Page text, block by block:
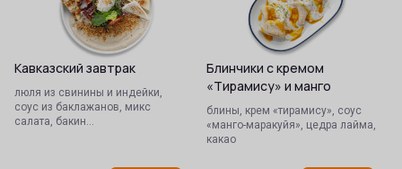
Кавказский завтрак
люля из свинины и индейки,
соус из баклажанов, микс
салата, бакин…
Блинчики с кремом
«Тирамису» и манго
блины, крем «тирамису», соус
«манго-маракуйя», цедра лайма,
какао